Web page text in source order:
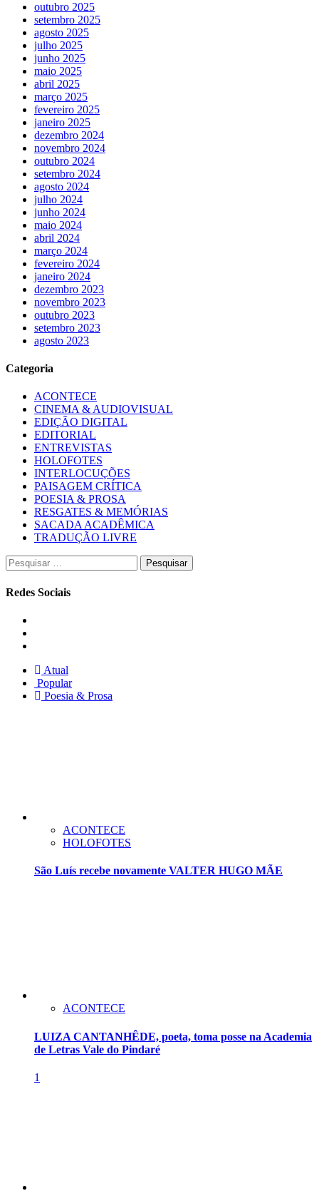
outubro 2025
setembro 2025
agosto 2025
julho 2025
junho 2025
maio 2025
abril 2025
março 2025
fevereiro 2025
janeiro 2025
dezembro 2024
novembro 2024
outubro 2024
setembro 2024
agosto 2024
julho 2024
junho 2024
maio 2024
abril 2024
março 2024
fevereiro 2024
janeiro 2024
dezembro 2023
novembro 2023
outubro 2023
setembro 2023
agosto 2023
Categoria
ACONTECE
CINEMA & AUDIOVISUAL
EDIÇÃO DIGITAL
EDITORIAL
ENTREVISTAS
HOLOFOTES
INTERLOCUÇÕES
PAISAGEM CRÍTICA
POESIA & PROSA
RESGATES & MEMÓRIAS
SACADA ACADÊMICA
TRADUÇÃO LIVRE
Pesquisar
por:
Redes Sociais
Atual
Popular
Poesia & Prosa
ACONTECE
HOLOFOTES
São Luís recebe novamente VALTER HUGO MÃE
ACONTECE
LUIZA CANTANHÊDE, poeta, toma posse na Academia
de Letras Vale do Pindaré
1